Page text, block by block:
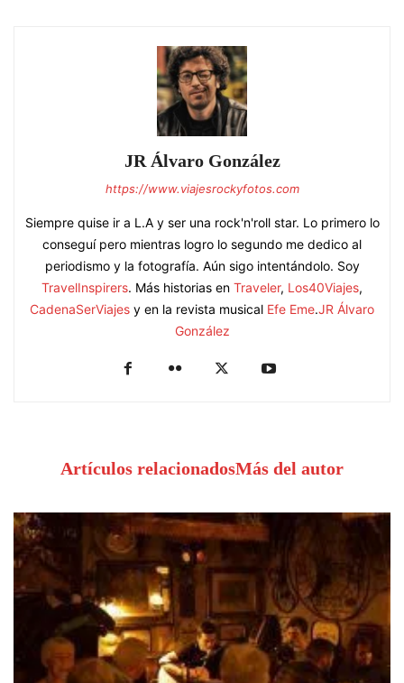
JR Álvaro González
https://www.viajesrockyfotos.com
Siempre quise ir a L.A y ser una rock'n'roll star. Lo primero lo
conseguí pero mientras logro lo segundo me dedico al
periodismo y la fotografía. Aún sigo intentándolo. Soy
TravelInspirers. Más historias en Traveler, Los40Viajes,
CadenaSerViajes y en la revista musical Efe Eme.JR Álvaro
González
Artículos relacionadosMás del autor